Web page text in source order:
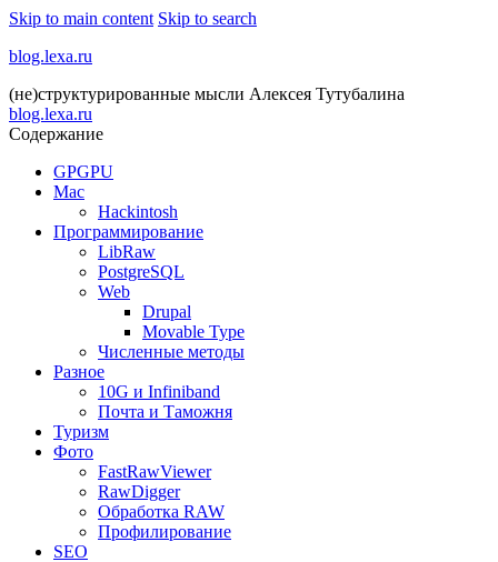
Skip to main content Skip to search
blog.lexa.ru
(не)структурированные мысли Алексея Тутубалина
blog.lexa.ru
Содержание
GPGPU
Mac
Hackintosh
Программирование
LibRaw
PostgreSQL
Web
Drupal
Movable Type
Численные методы
Разное
10G и Infiniband
Почта и Таможня
Туризм
Фото
FastRawViewer
RawDigger
Обработка RAW
Профилирование
SEO